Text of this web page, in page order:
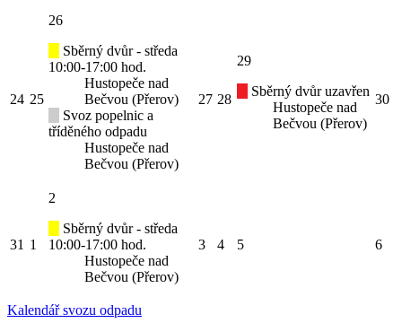
24 25
26
Sběrný dvůr - středa
10:00-17:00 hod.
Hustopeče nad
Bečvou (Přerov)
Svoz popelnic a
tříděného odpadu
Hustopeče nad
Bečvou (Přerov)
27 28
29
Sběrný dvůr uzavřen
Hustopeče nad
Bečvou (Přerov)
30
31 1
2
Sběrný dvůr - středa
10:00-17:00 hod.
Hustopeče nad
Bečvou (Přerov)
3 4 5 6
Kalendář svozu odpadu